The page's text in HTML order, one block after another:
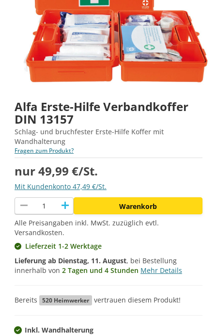
Alfa Erste-Hilfe Verbandkoffer
DIN 13157
Schlag- und bruchfester Erste-Hilfe Koffer mit
Wandhalterung
Fragen zum Produkt?
nur 49,99 €/St.
Mit Kundenkonto 47,49 €/St.
remove add
Warenkorb
Alle Preisangaben inkl. MwSt. zuzüglich evtl.
Versandkosten.
Lieferzeit 1-2 Werktage
Lieferung ab Dienstag, 11. August, bei Bestellung
innerhalb von 2 Tagen und 4 Stunden Mehr Details
Bereits 520 Heimwerker vertrauen diesem Produkt!
Inkl. Wandhalterung